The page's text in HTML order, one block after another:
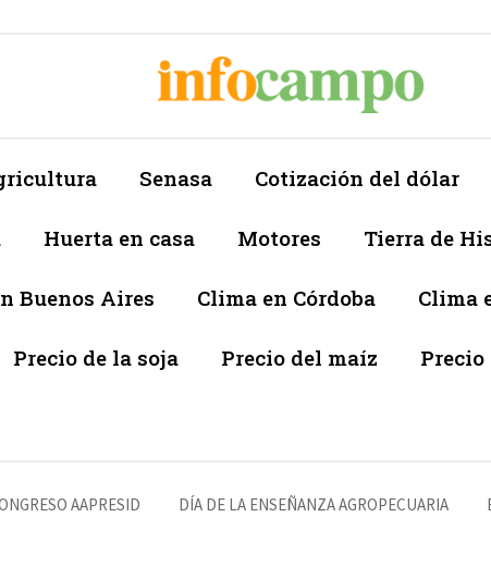
Senasa Cotización del dólar
Huerta en casa Motores Tierra de
Buenos Aires Clima en Córdoba Clima
Precio de la soja Precio del maíz
AAPRESID DÍA DE LA ENSEÑANZA AGROPECUARIA